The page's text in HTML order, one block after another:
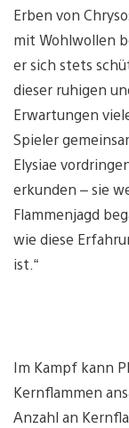
Erben von
mit Wohlwollen
er sich stets
dieser ruhigen
Erwartungen
Spieler
Elysiae
erkunden – sie
Flammenjagd
wie diese
ist.“
Im Kampf kann
Kernflammen
Anzahl an